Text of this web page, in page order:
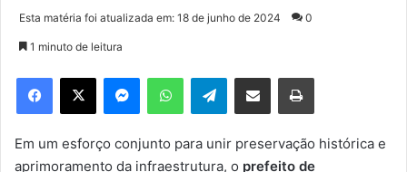
d
e
m
e
-
Esta matéria foi atualizada em: 18 de junho de 2024 0
1 minuto de leitura
Telegram
Em um esforço conjunto para unir preservação histórica e
aprimoramento da infraestrutura, o prefeito de